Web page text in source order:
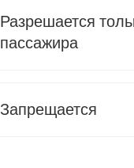
Разрешается
пассажира
Запрещается